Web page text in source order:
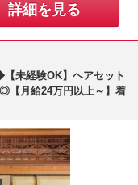
詳細を見る
未経験OK】ヘアセット
【月給24万円以上～】着